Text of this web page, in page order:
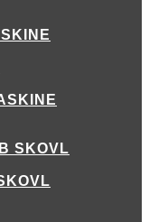
SKOVL